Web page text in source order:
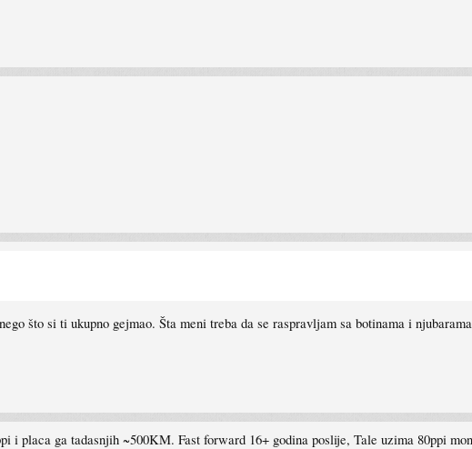
što si ti ukupno gejmao. Šta meni treba da se raspravljam sa botinama i
i placa ga tadasnjih ~500KM. Fast forward 16+ godina poslije, Tale uzima 80ppi